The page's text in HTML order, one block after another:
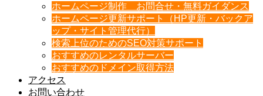
ホームページ制作 お問合せ・無料ガイダンス
ホームページ更新サポート（HP更新・バックア
ップ・サイト管理代行）
検索上位のためのSEO対策サポート
おすすめのレンタルサーバー
おすすめのドメイン取得方法
アクセス
お問い合わせ